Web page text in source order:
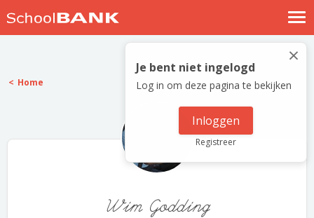
Nostalgische verhalen
Log in
Meld je gratis aan
×
Je bent niet ingelogd
Log in om deze pagina te bekijken
Inloggen
Registreer
Home
Wim Godding